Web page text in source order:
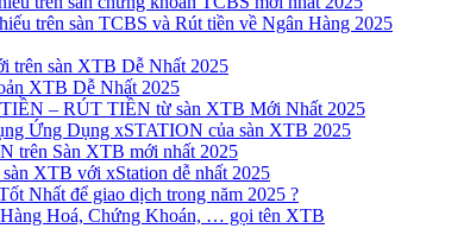
trên sàn TCBS và Rút tiền về Ngân Hàng 2025
trên sàn XTB Dễ Nhất 2025
XTB Dễ Nhất 2025
– RÚT TIỀN từ sàn XTB Mới Nhất 2025
Ứng Dụng xSTATION của sàn XTB 2025
trên Sàn XTB mới nhất 2025
XTB với xStation dễ nhất 2025
Nhất để giao dịch trong năm 2025 ?
Hoá, Chứng Khoán, … gọi tên XTB